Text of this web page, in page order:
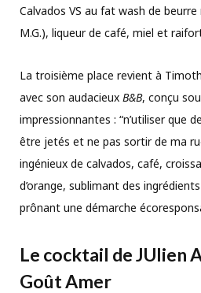
Calvados VS au fat wash de beurre
M.G.), liqueur de café, miel et
La troisième place revient à
avec son audacieux B&B, conçu
impressionnantes : “n’utiliser que
être jetés et ne pas sortir de ma
ingénieux de calvados, café,
d’orange, sublimant des
prônant une démarche
Le cocktail de JUlien
Goût Amer